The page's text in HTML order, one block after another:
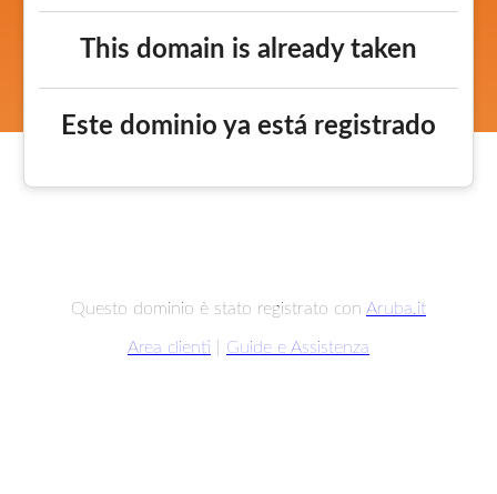
This domain is already taken
Este dominio ya está registrado
Questo dominio è stato registrato con Aruba.it
Area clienti Guide e Assistenza